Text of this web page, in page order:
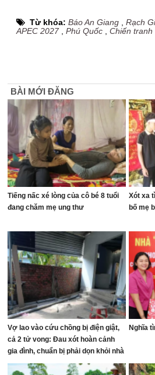
Từ khóa:Báo An Giang ,Rạch
APEC 2027,Phú Quốc ,Chiến tranh
BÀI MỚI ĐĂNG
Tiếng nấc xé lòng của cô bé 8 tuổi
đang chăm mẹ ung thư
Xót xa
bố mẹ
Vợ lao vào cứu chồng bị điện giật,
cả 2 tử vong: Đau xót hoàn cảnh
gia đình, chuẩn bị phải dọn khỏi nhà
Nghĩa